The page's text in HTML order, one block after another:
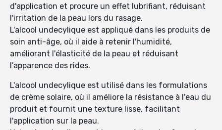
d'application et procure un effet lubrifiant, réduisant
l'irritation de la peau lors du rasage.
L'alcool undecylique est appliqué dans les produits de
soin anti-âge, où il aide à retenir l'humidité,
améliorant l'élasticité de la peau et réduisant
l'apparence des rides.
L'alcool undecylique est utilisé dans les formulations
de crème solaire, où il améliore la résistance à l'eau du
produit et fournit une texture lisse, facilitant
l'application sur la peau.